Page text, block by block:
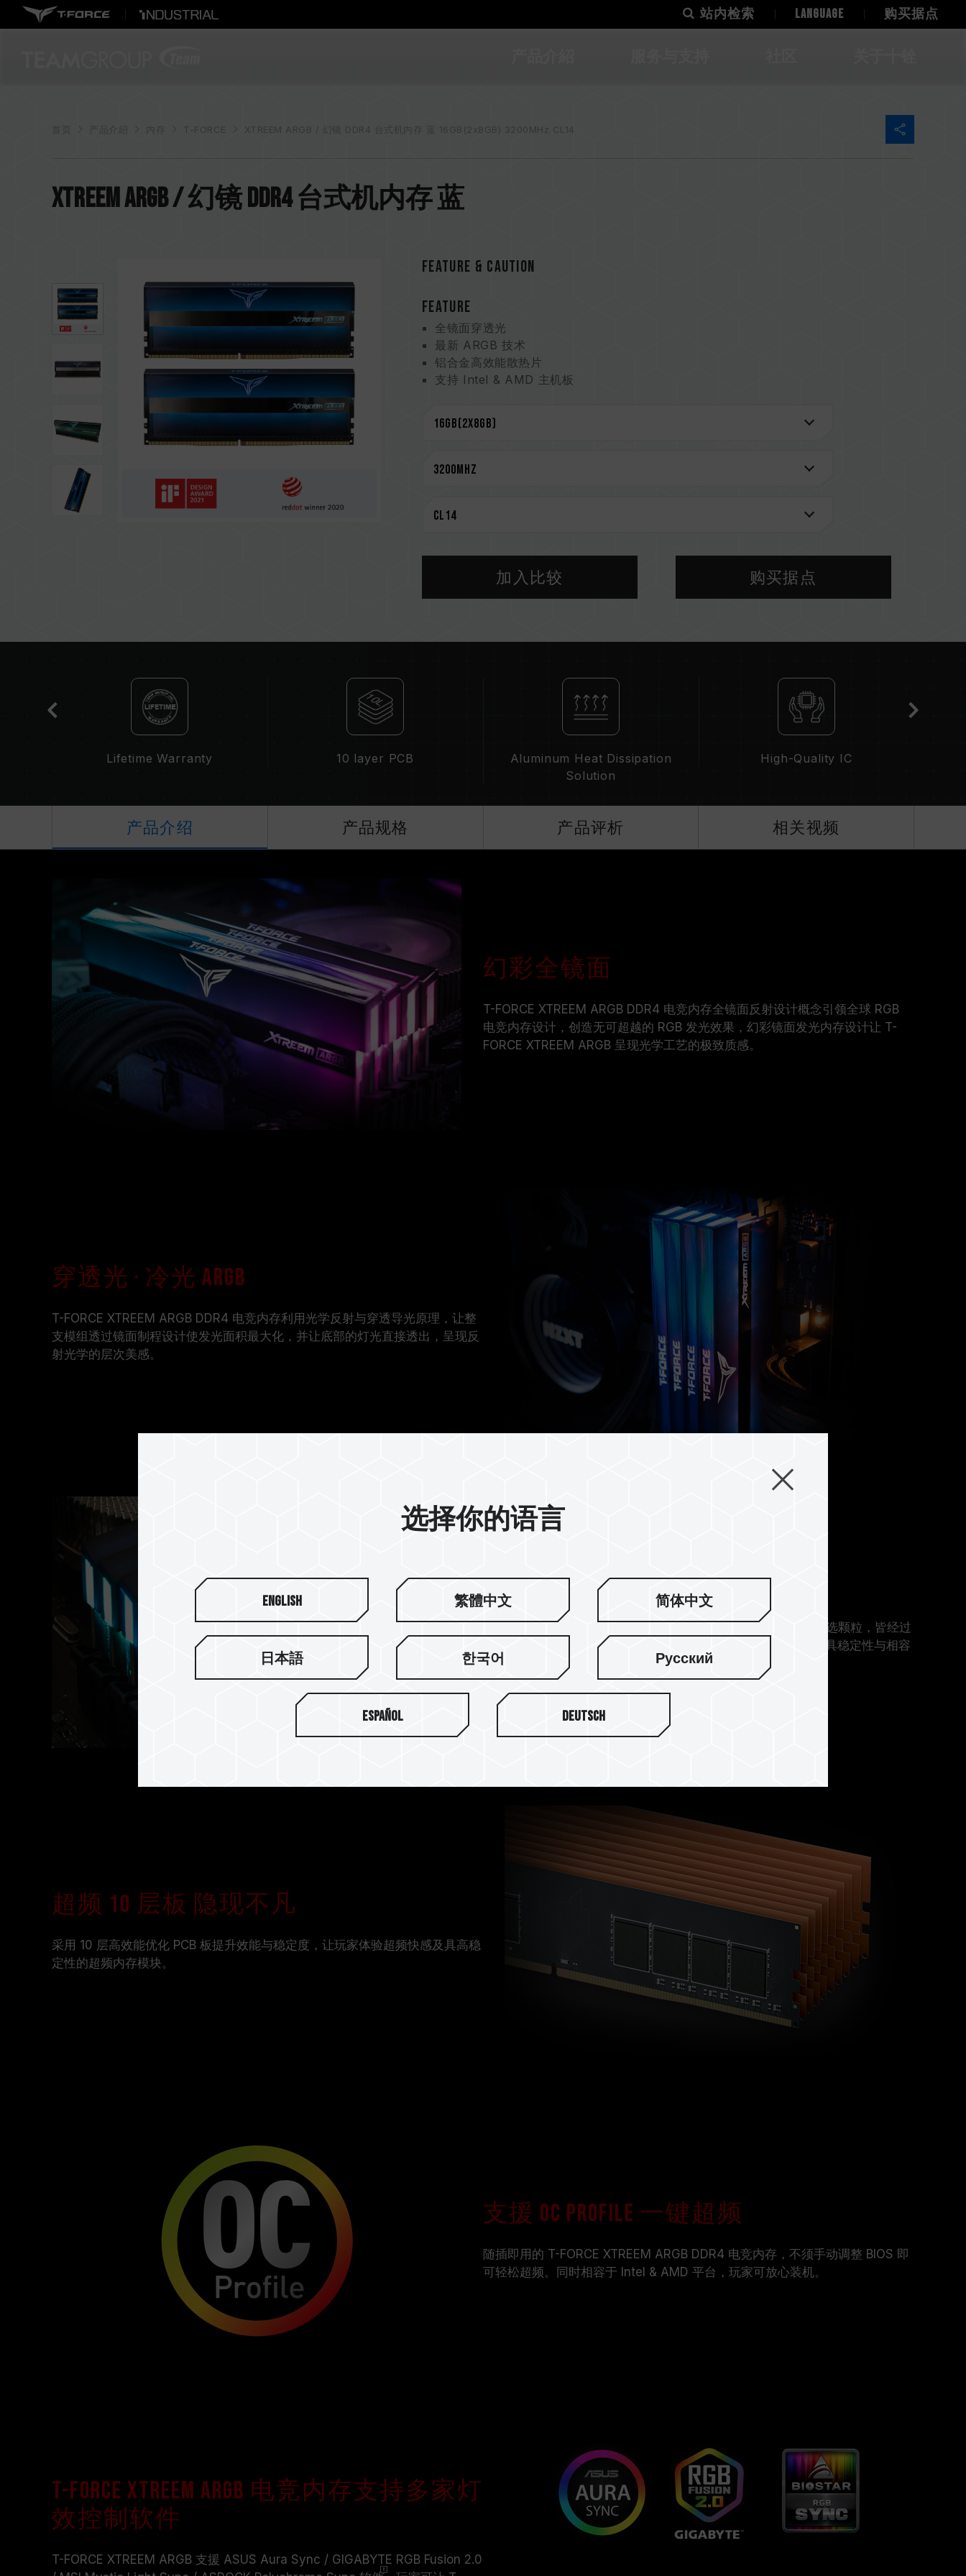
站内检索 LANGUAGE 购买据点
产品介紹 内存 T-FORCE XTREEM ARGB / 幻镜 DDR4 台式机内存 蓝 16GB(2x8GB) 3200MHz CL14
XTREEM ARGB / 幻镜 DDR4 台式机内存 蓝
Feature & CAUTION
FEATURE
全镜面穿透光
最新 ARGB 技术
铝合金高效能散热片
支持 Intel & AMD 主机板
支持 O.C. Profile
台湾发明专利(证书号: I703920)
兼容平台完整信息，可至
配对而成。若混合使用不同套装的内存，将可能导致系统不稳定或不开机。
CPU 內存控制器(IMC)的体质以及当前使用的主板 BIOS 版本皆可能会影响內存运作频
2133/2400 (或更低)。此为正常行为，并非产品瑕疵。
超频行为（如启用 XMP 2.0 设定）属于非 JEDEC 标准规范，可能影响系统稳定性。若因
超频导致系统不稳定，请回复 BIOS 默认值。
内存模块的标示频率为最高可达频率，并非所有系统都能达成。
十铨科技的内存模块皆在正常电压情况下进行验证，若有处理器或主板故障状况，请联系处
加入比较 购买据点
Lifetime Warranty 10 layer PCB
Aluminum Heat Dissipation
Solution
High-Quality IC
产品介绍 产品规格 产品评析 相关视频
幻彩全镜面
T-FORCE XTREEM ARGB DDR4 电竞内存全镜面反射设计概念引领全球 RGB
电竞内存设计，创造无可超越的 RGB 发光效果，幻彩镜面发光内存设计让 T-
FORCE XTREEM ARGB 呈现光学工艺的极致质感。
穿透光 · 冷光 ARGB
T-FORCE XTREEM ARGB DDR4 电竞内存利用光学反射与穿透导光原理，让整
支模组透过镜面制程设计使发光面积最大化，并让底部的灯光直接透出，呈现反
射光学的层次美感。
严选颗粒 · 稳定耐用
十铨科技 T-FORCE XTREEM ARGB DDR4 电竞内存坚持采用严选颗粒，皆经过
完整相容性与可靠度的测试，提供玩家品质优异、效能卓越、兼具稳定性与相容
性的 DDR4 电竞内存。
超频 10 层板 隐现不凡
采用 10 层高效能优化 PCB 板提升效能与稳定度，让玩家体验超频快感及具高稳
定性的超频内存模块。
支援 OC Profile 一键超频
随插即用的 T-FORCE XTREEM ARGB DDR4 电竞内存，不须手动调整 BIOS 即
可轻松超频。同时相容于 Intel & AMD 平台，玩家可放心装机。
T-FORCE XTREEM ARGB 电竞内存支持多家灯
效控制软件
T-FORCE XTREEM ARGB 支援 ASUS Aura Sync / GIGABYTE RGB Fusion 2.0
选择你的语言
English 繁體中文 简体中文
日本語 한국어 Русский
Español Deutsch